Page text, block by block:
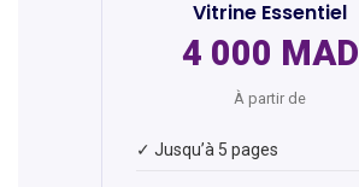
Vitrine Essentiel
4 000 MAD
À partir de
✓ Jusqu’à 5 pages